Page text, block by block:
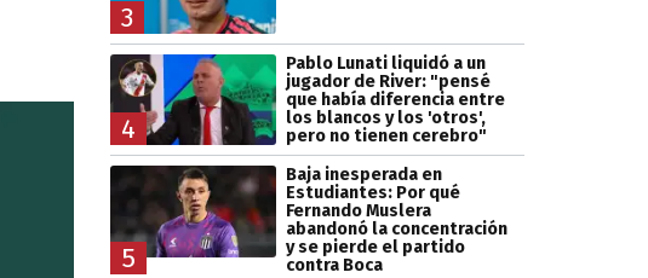
3
4
Pablo Lunati liquidó a un
jugador de River: "pensé
que había diferencia entre
los blancos y los 'otros',
pero no tienen cerebro"
5
Baja inesperada en
Estudiantes: Por qué
Fernando Muslera
abandonó la concentración
y se pierde el partido
contra Boca